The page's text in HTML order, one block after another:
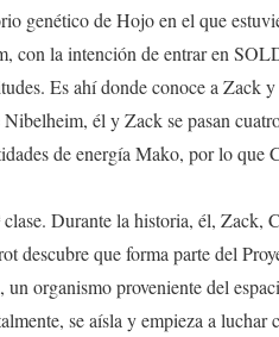
genético de Hojo en el que
con la intención de entrar en
Es ahí donde conoce a Zack
él y Zack se pasan
de energía Mako, por lo que
Durante la historia, él,
descubre que forma parte del
organismo proveniente del
se aísla y empieza a luchar